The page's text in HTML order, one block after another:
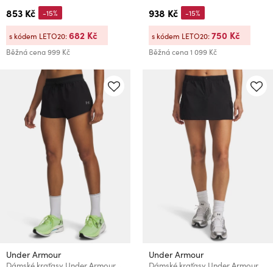
853 Kč
Běžná cena999 Kč
-15%
s kódem LETO20:682 Kč
938 Kč
Běžná cena1 099 Kč
-15%
s kódem LETO20:750 Kč
Under Armour Under Armour